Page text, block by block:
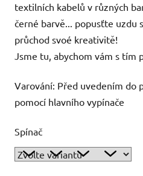
textilních kabelů v různých
černé barvě... popusťte uzdu
průchod svoé kreativitě!
Jsme tu, abychom vám s tím
Varování: Před uvedením do
pomocí hlavního vypínače
Spínač